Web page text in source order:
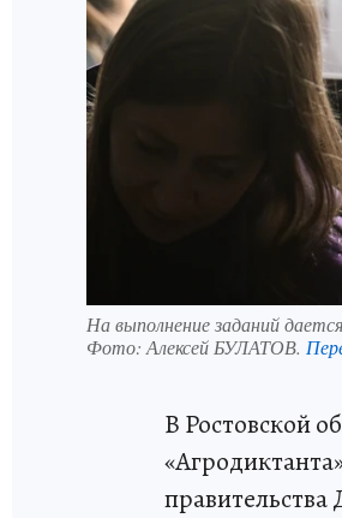
На выполнение заданий
Фото: Алексей БУЛАТОВ.
В Ростовской
правительства